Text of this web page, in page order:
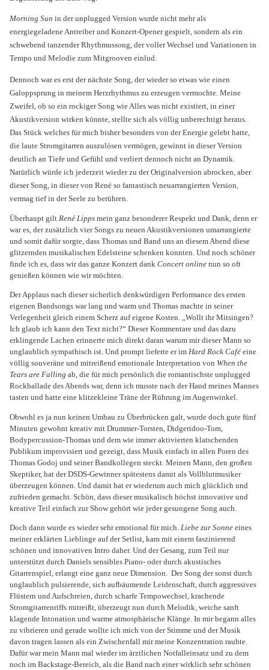
Morning Sun in der unplugged Version wurde nicht mehr als
energiegeladene Antreiber und Konzert-Opener gespielt, sondern als ein
schwebend tanzender Rhythmussong, der voller Wechsel und Variationen in
Tempo und Melodie zum Mitgrooven einlud.
Dennoch war es erst der nächste Song, der wieder so etwas wie einen
Galoppsprung in meinem Herzrhythmus zu erzeugen vermochte . Meine
Zweifel, ob so ein rockiger Song wie Alles was nicht existiert, in einer
Akustikversion wirken könnte, stellte sich als völlig unberechtigt heraus.
Das Stück welches für mich bisher besonders von der Energie gelebt hatte,
die laute Stromgitarren auszulösen vermögen, gewinnt in dieser Version
deutlich an Tiefe und Gefühl und verliert dennoch nicht an Dynamik.
Natürlich würde ich jederzeit wieder zu der Originalversion abrocken, aber
dieser Song, in dieser von René so fantastisch neuarrangierten Version,
vermag tief in der Seele zu berühren.
Überhaupt gilt René Lipps mein ganz besonderer Respekt und Dank, denn er
war es, der zusätzlich vier Songs zu neuen Akustikversionen umarrangierte
und somit dafür sorgte, dass Thomas und Band uns an diesem Abend diese
glitzernden musikalischen Edelsteine schenken konnten. Und noch schöner
finde ich es, dass wir das ganze Konzert dank Concert online nun so oft
genießen können wie wir möchten.
Der Applaus nach dieser sicherlich denkwürdigen Performance des ersten
eigenen Bandsongs war lang und warm und Thomas machte in seiner
Verlegenheit gleich einem Scherz auf eigene Kosten. „Wollt ihr Mitsingen?
Ich glaub ich kann den Text nicht?“ Dieser Kommentare und das dazu
erklingende Lachen erinnerte mich direkt daran warum mir dieser Mann so
unglaublich sympathisch ist. Und prompt lieferte er im Hard Rock Café eine
völlig souveräne und mitreißend emotionale Interpretation von When the
Tears are Falling ab, die für mich persönlich die romantischste unplugged
Rockballade des Abends war, denn ich musste nach der Hand meines Mannes
tasten und hatte eine klitzekleine Träne der Rührung im Augenwinkel.
Obwohl es ja nun keinen Umbau zu Überbrücken galt, wurde doch gute fünf
Minuten gewohnt kreativ mit Drummer-Torsten, Didgeridoo-Tom,
Bodypercussion-Thomas und dem wie immer aktivierten klatschenden
Publikum improvisiert und gezeigt, dass Musik einfach in allen Poren des
Thomas Godoj und seiner Bandkollegen steckt. Meinen Mann, den großen
Skeptiker, hat der DSDS-Gewinner spätestens damit als Vollblutmusiker
überzeugen können. Und damit hat er wiederum auch mich glücklich und
zufrieden gemacht. Schön, dass dieser musikalisch höchst innovative und
kreative Teil einfach zur Show gehört wie jeder gesungene Song auch.
Doch dann wurde es wieder sehr emotional für mich. Liebe zur Sonne eines
meiner erklärten Lieblinge auf der Setlist, kam mit einem faszinierend
schönen und innovativen Intro daher. Und der Gesang, zum Teil nur
unterstützt durch Daniels sensibles Piano- oder durch akustisches
Gitarrenspiel, erlangt eine ganz neue Dimension.
Der Song der sonst durch
unglaublich pulsierende, sich aufbäumende Leidenschaft, durch aggressives
Flüstern und Aufschreien, durch scharfe Tempowechsel, krachende
Stromgitarrenriffs mitreißt, überzeugt nun durch Melodik, weiche sanft
klagende Intonation und warme atmosphärische Klänge. In mir begann alles
zu vibrieren und gerade wollte ich mich von der Stimme und der Musik
davon tragen lassen als ein Zwischenfall mir meine Konzentration raubte.
Dafür war mein Mann mal wieder im ärztlichen Notfalleinsatz und zu dem
noch im Backstage-Bereich, als die Band nach einer wirklich sehr schönen